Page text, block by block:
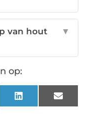
van hout
▼
op:
LinkedInEmail